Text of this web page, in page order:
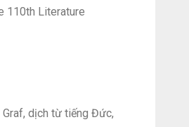
110th Literature
dịch từ tiếng Đức,